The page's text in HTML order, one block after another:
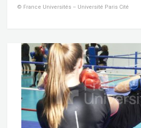
© France Universités – Université Paris Cité